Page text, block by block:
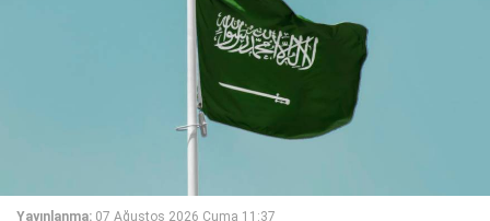
Yayınlanma: 07 Ağustos 2026 Cuma 11:37